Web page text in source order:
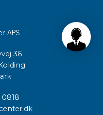
APS
36
0818